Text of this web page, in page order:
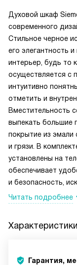
Духовой шкаф
современного
Стильное черное
его элегантность
интерьер, будь то
осуществляется с
интуитивно
отметить и
Вместительность
выпекать большие
покрытие из эмали
и грязи. В
установлены на
обеспечивает
и безопасность,
Читать подробнее
Характеристики
Гарантия,